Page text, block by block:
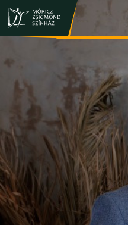
JEGY- ÉS